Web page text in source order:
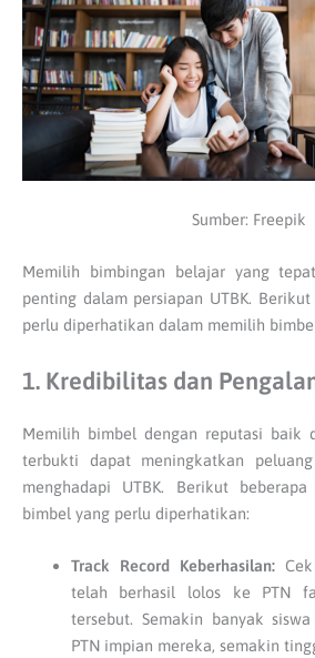
Sumber: Freepik
Memilih bimbingan belajar yang
penting dalam persiapan UTBK.
perlu diperhatikan dalam memilih
1. Kredibilitas dan
Memilih bimbel dengan reputasi baik
terbukti dapat meningkatkan
menghadapi UTBK. Berikut
bimbel yang perlu diperhatikan:
Track Record Keberhasilan:Cek
telah berhasil lolos ke PTN
tersebut. Semakin banyak
PTN impian mereka, semakin